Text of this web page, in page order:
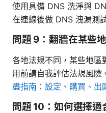
使用具備 DNS 洗淨與
在連線後做 DNS 洩漏測
問題 9：翻牆在某些
各地法規不同，某些地區
用前請自我評估法規風險
盡指南：設定、購買、出
問題 10：如何選擇適